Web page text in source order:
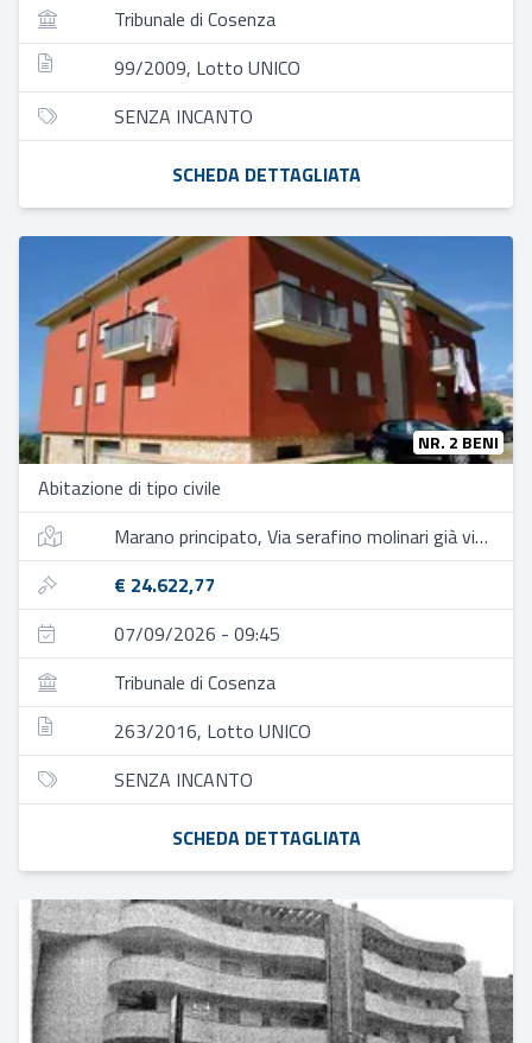
Tribunale di Cosenza
99/2009, Lotto UNICO
SENZA INCANTO
SCHEDA DETTAGLIATA
NR. 2 BENI
Abitazione di tipo civile
Marano principato, Via serafino molinari già via rivotesi, 22
€ 24.622,77
07/09/2026 - 09:45
Tribunale di Cosenza
263/2016, Lotto UNICO
SENZA INCANTO
SCHEDA DETTAGLIATA